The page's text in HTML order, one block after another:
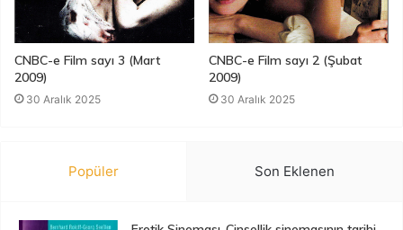
CNBC-e Film sayı 3 (Mart
2009)
30 Aralık 2025
CNBC-e Film sayı 2 (Şubat
2009)
30 Aralık 2025
Popüler Son Eklenen